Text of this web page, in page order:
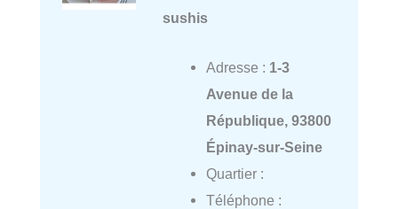
sushis
Adresse : 1-3
Avenue de la
République, 93800
Épinay-sur-Seine
Quartier :
Téléphone :